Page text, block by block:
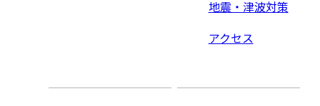
地震・津波対策
アクセス